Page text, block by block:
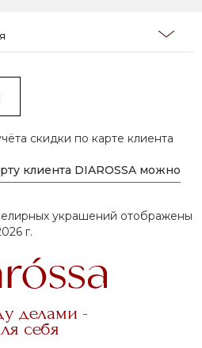
скидки по карте клиента
клиента DIAROSSA можно
украшений отображены
г.
делами -
себя